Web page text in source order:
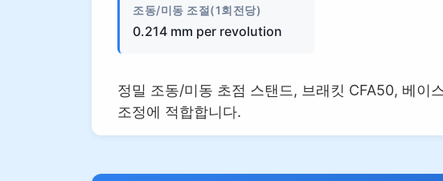
조동/미동 조절(1회전당)
0.214 mm per revolution
정밀 조동/미동 초점 스탠드, 브래킷 CFA50, 베
조정에 적합합니다.